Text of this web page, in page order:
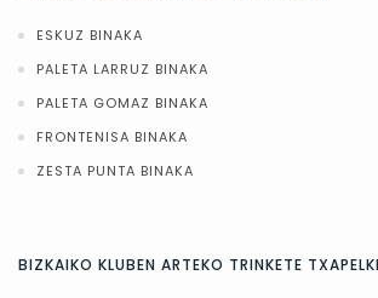
ESKUZ BINAKA
PALETA LARRUZ BINAKA
PALETA GOMAZ BINAKA
FRONTENISA BINAKA
ZESTA PUNTA BINAKA
BIZKAIKO KLUBEN ARTEKO TRINKETE